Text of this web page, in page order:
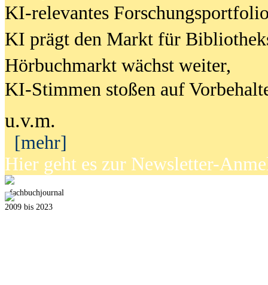
KI-relevantes
KI prägt den Markt für
Hörbuchmarkt wächst weiter,
KI-Stimmen stoßen auf
u.v.m.
[mehr]
Hier geht es zur Newsletter-
fachbuchjournal
2009 bis 2023